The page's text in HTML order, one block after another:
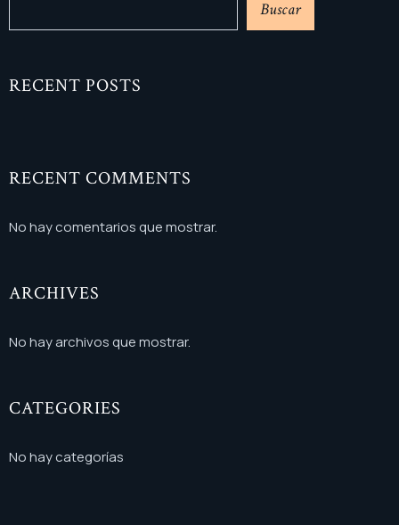
Buscar
RECENT POSTS
RECENT COMMENTS
No hay comentarios que mostrar.
ARCHIVES
No hay archivos que mostrar.
CATEGORIES
No hay categorías